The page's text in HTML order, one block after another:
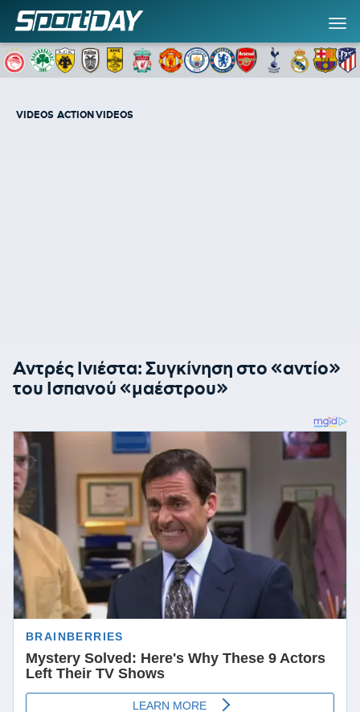
VIDEOS ACTION VIDEOS
Αντρές Ινιέστα: Συγκίνηση στο «αντίο»
του Ισπανού «μαέστρου»